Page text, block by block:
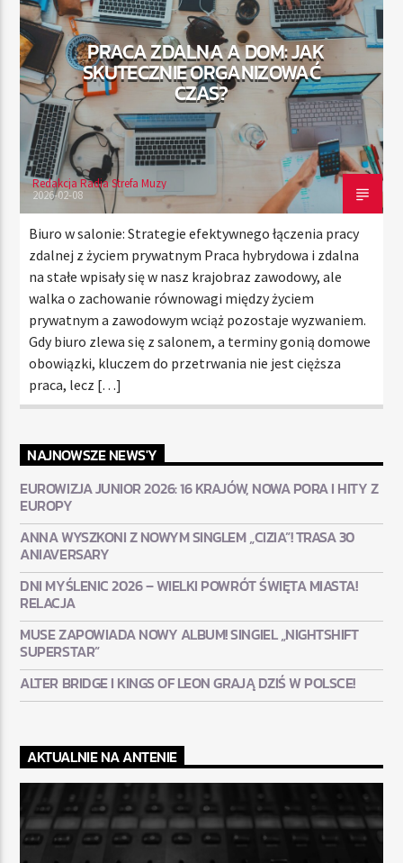
TERAZ
RADIO STREFA MUZY
00:00 10:00
PRACA ZDALNA A DOM: JAK
SKUTECZNIE ORGANIZOWAĆ
CZAS?
Redakcja Radia Strefa Muzy
2026-02-08
Biuro w salonie: Strategie efektywnego łączenia pracy
zdalnej z życiem prywatnym Praca hybrydowa i zdalna
na stałe wpisały się w nasz krajobraz zawodowy, ale
walka o zachowanie równowagi między życiem
prywatnym a zawodowym wciąż pozostaje wyzwaniem.
Gdy biuro zlewa się z salonem, a terminy gonią domowe
obowiązki, kluczem do przetrwania nie jest cięższa
praca, lecz […]
NAJNOWSZE NEWS'Y
EUROWIZJA JUNIOR 2026: 16 KRAJÓW, NOWA PORA I HITY Z
EUROPY
ANNA WYSZKONI Z NOWYM SINGLEM „CIZIA”! TRASA 30
ANIAVERSARY
DNI MYŚLENIC 2026 – WIELKI POWRÓT ŚWIĘTA MIASTA!
RELACJA
MUSE ZAPOWIADA NOWY ALBUM! SINGIEL „NIGHTSHIFT
SUPERSTAR”
ALTER BRIDGE I KINGS OF LEON GRAJĄ DZIŚ W POLSCE!
AKTUALNIE NA ANTENIE